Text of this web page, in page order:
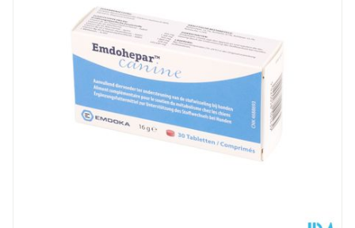
Hoeveelheid
Verpakking
50
Kamertemperatuur (15°C - 25°C)